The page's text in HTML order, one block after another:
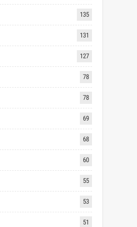
135
131
127
78
78
69
68
60
55
53
51